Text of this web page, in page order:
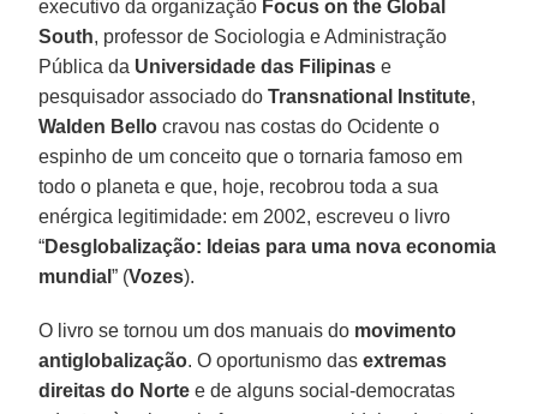
executivo da organização Focus on the Global
South, professor de Sociologia e Administração
Pública da Universidade das Filipinas e
pesquisador associado doTransnational Institute,
Walden Bello cravou nas costas do Ocidente o
espinho de um conceito que o tornaria famoso em
todo o planeta e que, hoje, recobrou toda a sua
enérgica legitimidade: em 2002, escreveu o livro
“Desglobalização: Ideias para uma nova economia
mundial” (Vozes).
O livro se tornou um dos manuais do movimento
antiglobalização. O oportunismo dasextremas
direitas do Norte e de alguns social-democratas